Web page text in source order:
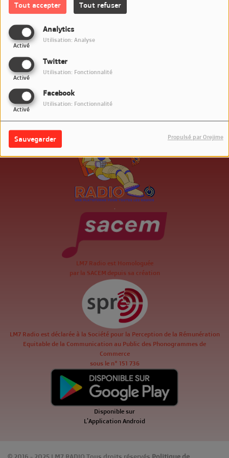
Tout accepter Tout refuser
Analytics
Activé
Utilisation: Analyse
Twitter
Activé
Utilisation: Fonctionnalité
Facebook
Activé
Utilisation: Fonctionnalité
Sauvegarder Propulsé par Orejime
SE CONNECTER
.
LM7 Radio est Homologuée
par la SACEM depuis sa création
LM7 Radio est déclarée à la Société pour la Perception de la Rémunération
Equitable de la Communication au Public des Phonogrammes de
Commerce
sous le n° 151 736
Disponible sur
L'Application Android